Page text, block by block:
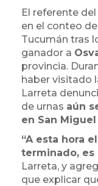
El referente
en el conteo
Tucumán tras
ganador a
provincia.
haber visitado
Larreta
de urnas aún
en San
“A esta hora
terminado, es
Larreta, y
que explicar